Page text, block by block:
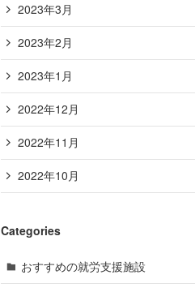
2023年3月
2023年2月
2023年1月
2022年12月
2022年11月
2022年10月
Categories
おすすめの就労支援施設